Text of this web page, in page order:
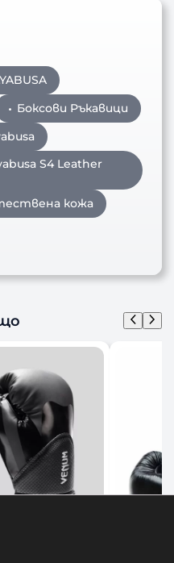
Боксови Ръкавици
S4 Leather
кожа